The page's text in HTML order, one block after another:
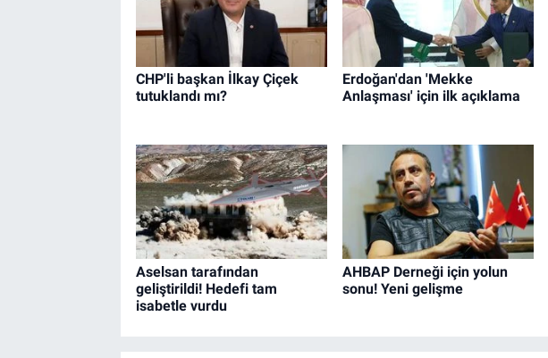
CHP'li başkan İlkay Çiçek
tutuklandı mı?
Erdoğan'dan 'Mekke
Anlaşması' için ilk açıklama
Aselsan tarafından
geliştirildi! Hedefi tam
isabetle vurdu
AHBAP Derneği için yolun
sonu! Yeni gelişme